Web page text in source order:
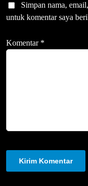
Simpan nama,
untuk komentar saya
Komentar *